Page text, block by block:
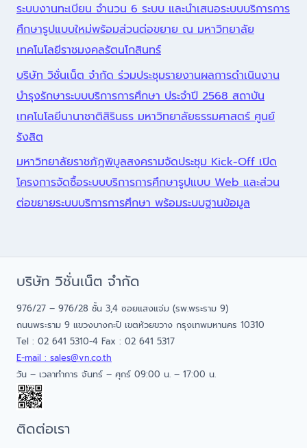
ระบบงานทะเบียน จำนวน 6 ระบบ และนำเสนอระบบบริการการ
ศึกษารูปแบบใหม่พร้อมส่วนต่อขยาย ณ มหาวิทยาลัย
เทคโนโลยีราชมงคลรัตนโกสินทร์
บริษัท วิชั่นเน็ต จำกัด ร่วมประชุมรายงานผลการดำเนินงาน
บำรุงรักษาระบบบริการการศึกษา ประจำปี 2568 สถาบัน
เทคโนโลยีนานาชาติสิรินธร มหาวิทยาลัยธรรมศาสตร์ ศูนย์
รังสิต
มหาวิทยาลัยราชภัฏพิบูลสงครามจัดประชุม Kick-Off เปิด
โครงการจัดซื้อระบบบริการการศึกษารูปแบบ Web และส่วน
ต่อขยายระบบบริการการศึกษา พร้อมระบบฐานข้อมูล
บริษัท วิชั่นเน็ต จำกัด
976/27 – 976/28 ชั้น 3,4 ซอยแสงแจ่ม (รพ.พระราม 9)
ถนนพระราม 9 แขวงบางกะปิ เขตห้วยขวาง กรุงเทพมหานคร 10310
Tel : 02 641 5310-4 Fax : 02 641 5317
E-mail : sales@vn.co.th
วัน – เวลาทำการ จันทร์ – ศุกร์ 09:00 น. – 17:00 น.
ติดต่อเรา